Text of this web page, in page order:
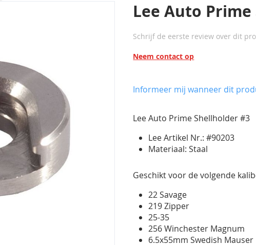
Lee Auto
Schrijf de eerste review over dit
Neem contact op
Informeer mij wanneer dit
Lee Auto Prime Shellholder #3
Lee Artikel Nr.: #90203
Materiaal: Staal
Geschikt voor de volgende
22 Savage
219 Zipper
25-35
256 Winchester Magnum
6.5x55mm Swedish Mauser